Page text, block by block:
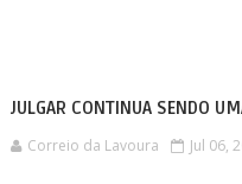
JULGAR CONTINUA SENDO
Correio da Lavoura Jul 06,